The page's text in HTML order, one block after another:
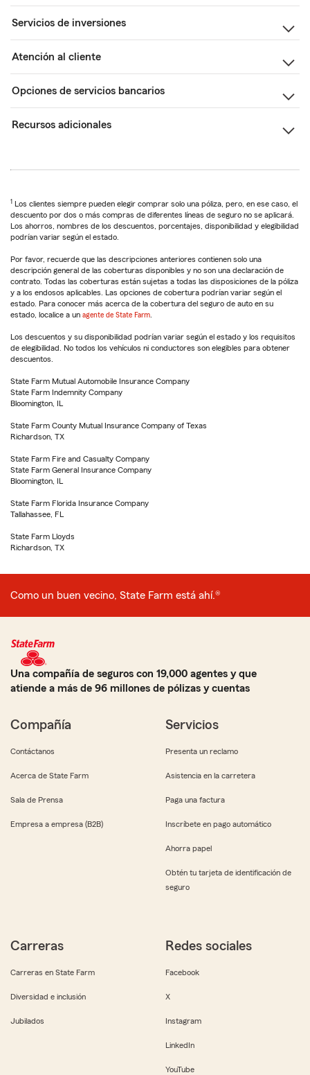
Servicios de inversiones
Atención al cliente
Opciones de servicios bancarios
Recursos adicionales
1 Los clientes siempre pueden elegir comprar solo una póliza, pero, en ese caso, el
descuento por dos o más compras de diferentes líneas de seguro no se aplicará.
Los ahorros, nombres de los descuentos, porcentajes, disponibilidad y elegibilidad
podrían variar según el estado.
Por favor, recuerde que las descripciones anteriores contienen solo una
descripción general de las coberturas disponibles y no son una declaración de
contrato. Todas las coberturas están sujetas a todas las disposiciones de la póliza
y a los endosos aplicables. Las opciones de cobertura podrían variar según el
estado. Para conocer más acerca de la cobertura del seguro de auto en su
estado, localice a un agente de State Farm
Los descuentos y su disponibilidad podrían variar según el estado y los requisitos
de elegibilidad. No todos los vehículos ni conductores son elegibles para obtener
descuentos.
State Farm Mutual Automobile Insurance Company
State Farm Indemnity Company
Bloomington, IL
State Farm County Mutual Insurance Company of Texas
Richardson, TX
State Farm Fire and Casualty Company
State Farm General Insurance Company
Bloomington, IL
State Farm Florida Insurance Company
Tallahassee, FL
State Farm Lloyds
Richardson, TX
Como un buen vecino, State Farm está ahí.®
Una compañía de seguros con 19,000 agentes y que
atiende a más de 96 millones de pólizas y cuentas
Compañía
Contáctanos
Acerca de State Farm
Sala de Prensa
Empresa a empresa (B2B)
Servicios
Presenta un reclamo
Asistencia en la carretera
Paga una factura
Inscríbete en pago automático
Ahorra papel
Obtén tu tarjeta de identificación de
seguro
Carreras
Carreras en State Farm
Diversidad e inclusión
Jubilados
Redes sociales
Facebook
X
Instagram
LinkedIn
YouTube